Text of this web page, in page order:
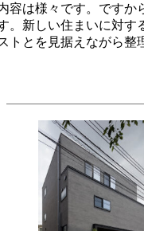
容は様々です。ですか
。新しい住まいに対
トとを見据えながら整